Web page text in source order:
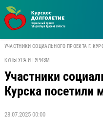
УЧАСТНИКИ СОЦИАЛЬНОГО ПРОЕКТА Г.
КУЛЬТУРА И ТУРИЗМ
Участники
Курска посетили
28.07.2025 00:00